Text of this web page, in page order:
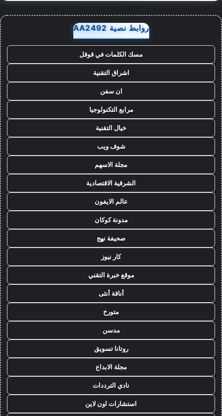
روابط نصية AA2492
مسك الكلمات في قوقل
اشراق التقنية
ان سفن
مرابع التكنولوجيا
خيال التقنية
شوف ويب
مجلة الاسهم
الشرقية الاقتصادية
عالم الايفون
مدونة كوكان
صحيفة نهج
كار نيوز
موقع خبرة التقني
أناقة أنثى
متورخ
مدسن
روتانا تسويق
مجلة الابداع
نادي الترددات
استشارات اون لاين